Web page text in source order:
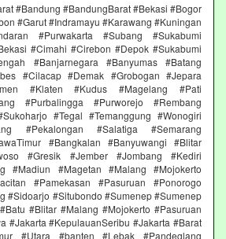
#Bandung #BandungBarat #Bekasi #Bogor
#Garut #Indramayu #Karawang #Kuningan
#Purwakarta #Subang #Sukabumi
#Cimahi #Cirebon #Depok #Sukabumi
#Banjarnegara #Banyumas #Batang
#Cilacap #Demak #Grobogan #Jepara
#Klaten #Kudus #Magelang #Pati
#Purbalingga #Purworejo #Rembang
#Tegal #Temanggung #Wonogiri
#Pekalongan #Salatiga #Semarang
#Bangkalan #Banyuwangi #Blitar
#Gresik #Jember #Jombang #Kediri
#Madiun #Magetan #Malang #Mojokerto
#Pamekasan #Pasuruan #Ponorogo
#Sidoarjo #Situbondo #Sumenep #Sumenep
#Blitar #Malang #Mojokerto #Pasuruan
#Jakarta #KepulauanSeribu #Jakarta #Barat
#Utara #banten #Lebak #Pandeglang